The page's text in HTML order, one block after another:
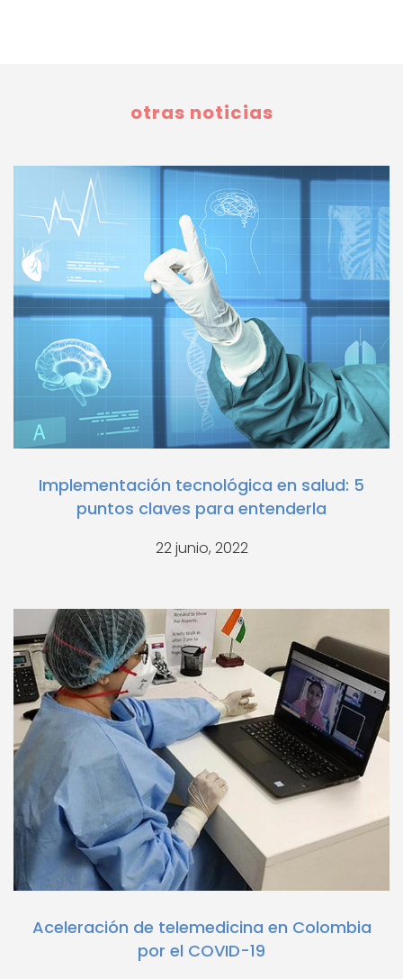
otras noticias
Implementación tecnológica en salud: 5
puntos claves para entenderla
22 junio, 2022
Aceleración de telemedicina en Colombia
por el COVID-19